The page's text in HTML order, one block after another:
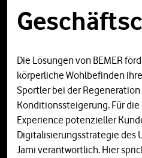
Die Lösungen von BEMER
körperliche Wohlbefinden
Sportler bei der Regeneration
Konditionssteigerung. Für
Experience potenzieller
Digitalisierungsstrategie des
Jami verantwortlich. Hier